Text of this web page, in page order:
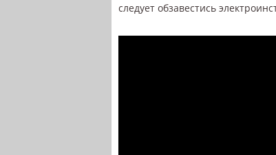
следует обзавестись